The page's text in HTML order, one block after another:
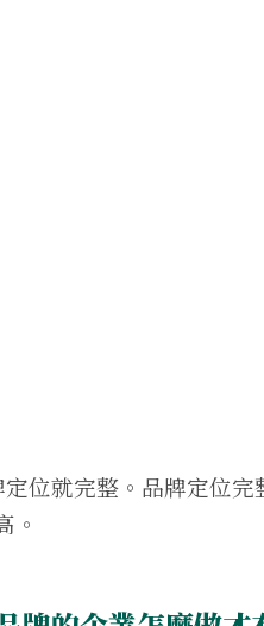
位就完整。品牌定位
。